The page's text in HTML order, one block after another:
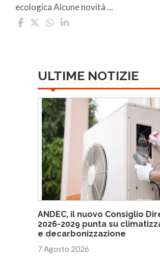
ecologica Alcune novità ...
ULTIME NOTIZIE
ANDEC, il nuovo Consiglio
2026-2029 punta su
e decarbonizzazione
7 Agosto 2026